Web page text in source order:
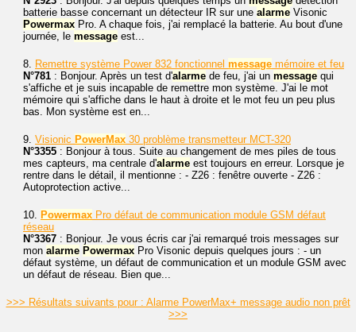
batterie basse concernant un détecteur IR sur une alarme Visonic
Powermax Pro. A chaque fois, j'ai remplacé la batterie. Au bout d'une
journée, le message est...
8. Remettre système Power 832 fonctionnel message mémoire et feu
N°781 : Bonjour. Après un test d'alarme de feu, j'ai un message qui
s'affiche et je suis incapable de remettre mon système. J'ai le mot
mémoire qui s'affiche dans le haut à droite et le mot feu un peu plus
bas. Mon système est en...
9. Visionic PowerMax 30 problème transmetteur MCT-320
N°3355 : Bonjour à tous. Suite au changement de mes piles de tous
mes capteurs, ma centrale d'alarme est toujours en erreur. Lorsque je
rentre dans le détail, il mentionne : - Z26 : fenêtre ouverte - Z26 :
Autoprotection active...
10. Powermax Pro défaut de communication module GSM défaut
réseau
N°3367 : Bonjour. Je vous écris car j'ai remarqué trois messages sur
mon alarme Powermax Pro Visonic depuis quelques jours : - un
défaut système, un défaut de communication et un module GSM avec
un défaut de réseau. Bien que...
>>> Résultats suivants pour : Alarme PowerMax+ message audio non prêt
>>>